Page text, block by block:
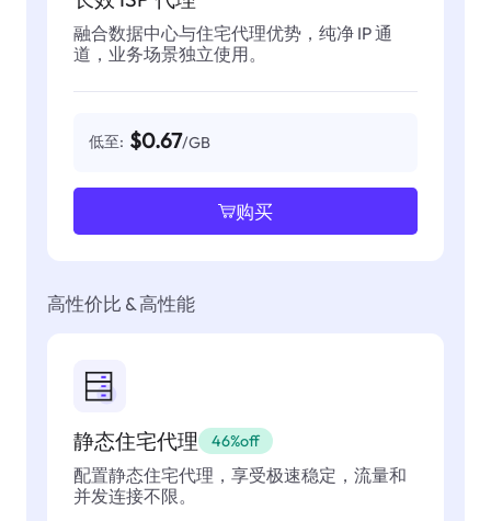
融合数据中心与住宅代理优势，纯净 IP 通
道，业务场景独立使用。
低至: $0.67/GB
购买
高性价比 & 高性能
静态住宅代理 46%off
配置静态住宅代理，享受极速稳定，流量和
并发连接不限。